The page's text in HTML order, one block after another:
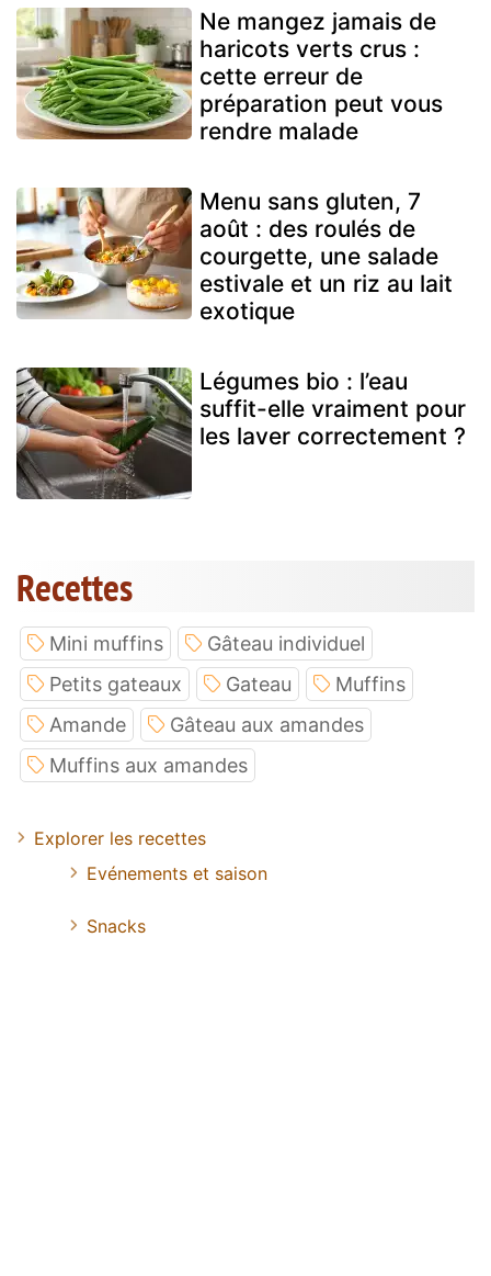
Ne mangez jamais de
haricots verts crus :
cette erreur de
préparation peut vous
rendre malade
Menu sans gluten, 7
août : des roulés de
courgette, une salade
estivale et un riz au lait
exotique
Légumes bio : l’eau
suffit-elle vraiment pour
les laver correctement ?
Recettes
Mini muffins
Gâteau individuel
Petits gateaux
Gateau
Muffins
Amande
Gâteau aux amandes
Muffins aux amandes
Explorer les recettes
Evénements et saison
Snacks